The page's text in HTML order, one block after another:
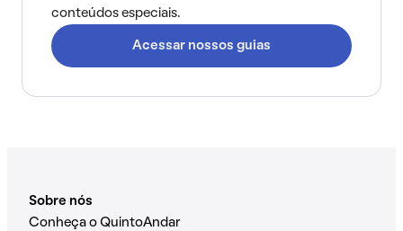
conteúdos especiais.
Acessar nossos guias
Sobre nós
Conheça o QuintoAndar